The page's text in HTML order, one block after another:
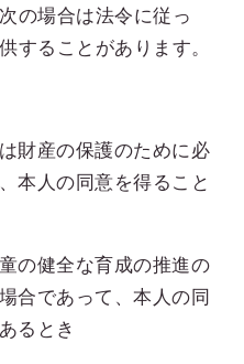
の場合は法令に従っ
することがあります。
財産の保護のために必
本人の同意を得ること
の健全な育成の推進の
合であって、本人の同
るとき